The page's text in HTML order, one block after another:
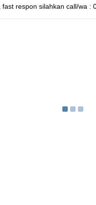
respon silahkan call/wa :